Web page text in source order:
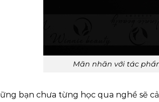
Mãn nhãn với tác
bạn chưa từng học qua nghề sẽ